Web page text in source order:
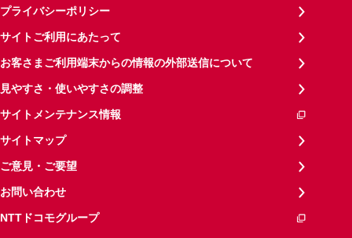
プライバシーポリシー
サイトご利用にあたって
お客さまご利用端末からの情報の外部送信について
見やすさ・使いやすさの調整
サイトメンテナンス情報
サイトマップ
ご意見・ご要望
お問い合わせ
NTTドコモグループ